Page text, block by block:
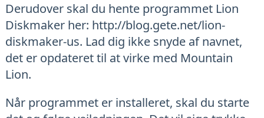
Derudover skal du hente programmet Lion
Diskmaker her: http://blog.gete.net/lion-
diskmaker-us. Lad dig ikke snyde af navnet,
det er opdateret til at virke med Mountain
Lion.
Når programmet er installeret, skal du starte